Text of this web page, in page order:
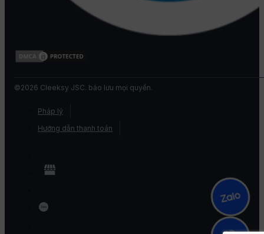
©2026 Cleeksy JSC. bảo lưu mọi quyền.
Pháp lý
Hướng dẫn thanh toán